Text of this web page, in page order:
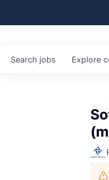
Search jobs Explore